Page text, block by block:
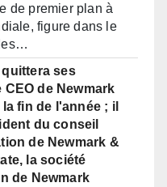
de premier plan à
figure dans le
ses
de Newmark
fin de l'année ; il
du conseil
de Newmark &
la société
de Newmark